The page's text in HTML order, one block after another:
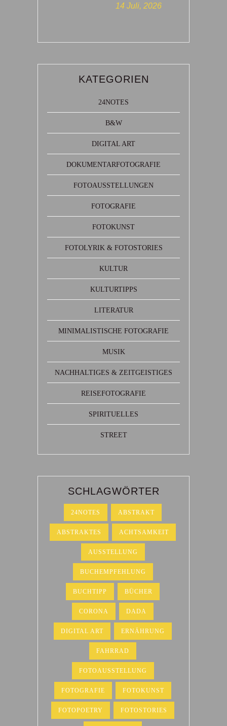
14 Juli, 2026
KATEGORIEN
24NOTES
B&W
DIGITAL ART
DOKUMENTARFOTOGRAFIE
FOTOAUSSTELLUNGEN
FOTOGRAFIE
FOTOKUNST
FOTOLYRIK & FOTOSTORIES
KULTUR
KULTURTIPPS
LITERATUR
MINIMALISTISCHE FOTOGRAFIE
MUSIK
NACHHALTIGES & ZEITGEISTIGES
REISEFOTOGRAFIE
SPIRITUELLES
STREET
SCHLAGWÖRTER
24NOTES ABSTRAKT
ABSTRAKTES ACHTSAMKEIT
AUSSTELLUNG
BUCHEMPFEHLUNG
BUCHTIPP BÜCHER
CORONA DADA
DIGITAL ART ERNÄHRUNG
FAHRRAD
FOTOAUSSTELLUNG
FOTOGRAFIE FOTOKUNST
FOTOPOETRY FOTOSTORIES